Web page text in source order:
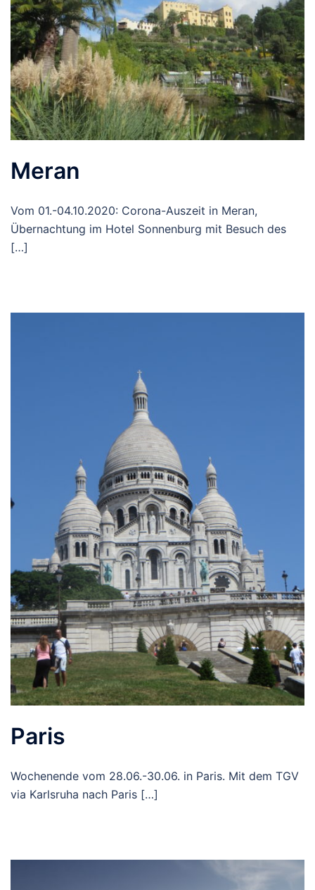
Meran
Vom 01.-04.10.2020: Corona-Auszeit in Meran,
Übernachtung im Hotel Sonnenburg mit Besuch des
[…]
Paris
Wochenende vom 28.06.-30.06. in Paris. Mit dem TGV
via Karlsruha nach Paris […]